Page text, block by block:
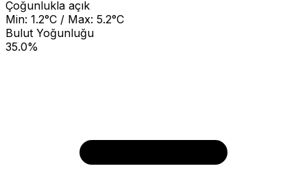
Çoğunlukla açık
Min: 1.2°C / Max: 5.2°C
Bulut Yoğunluğu
35.0%